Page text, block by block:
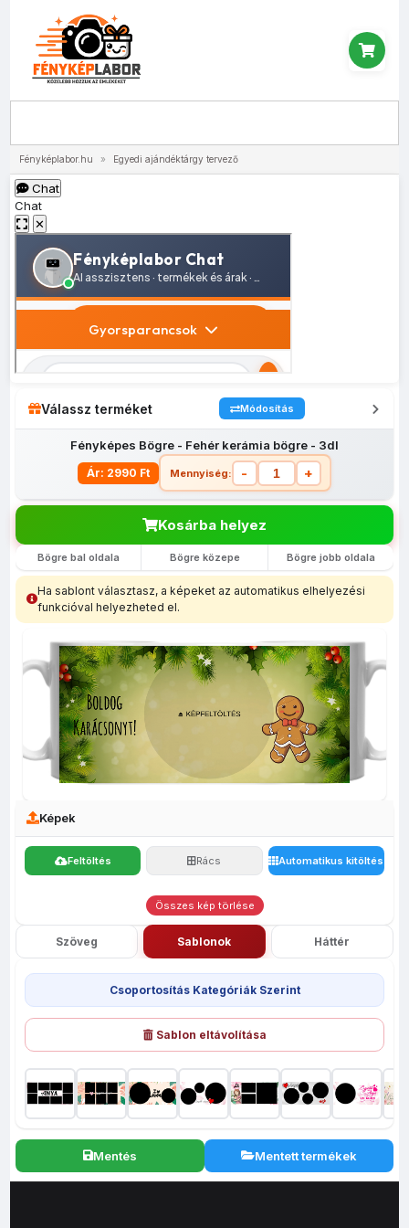
Fényképlabor.hu » Egyedi ajándéktárgy tervező
Chat
Chat
✕
Válassz terméket Módosítás
Fényképes Bögre - Fehér kerámia bögre - 3dl
Ár: 2990 Ft Mennyiség: - +
Bögrék
Fényképes
egérpadok
(40x60)
tolltartó
szatyor
Kosárba helyez
Képek
Feltöltés Rács Automatikus kitöltés
Összes kép törlése
Szöveg Sablonok Háttér
Csoportosítás Kategóriák Szerint
Sablon eltávolítása
Bögre bal oldala Bögre közepe Bögre jobb oldala
Ha sablont választasz, a képeket az automatikus elhelyezési
funkcióval helyezheted el.
Mentés Mentett termékek